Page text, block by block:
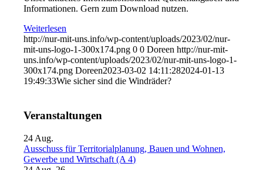
Informationen. Gern zum Download nutzen.
Weiterlesen
http://nur-mit-uns.info/wp-content/uploads/2023/02/nur-
mit-uns-logo-1-300x174.png 0 0 Doreen http://nur-mit-
uns.info/wp-content/uploads/2023/02/nur-mit-uns-logo-1-
300x174.png Doreen2023-03-02 14:11:282024-01-13
19:49:33Wie sicher sind die Windräder?
Veranstaltungen
24 Aug.
Ausschuss für Territorialplanung, Bauen und Wohnen,
Gewerbe und Wirtschaft (A 4)